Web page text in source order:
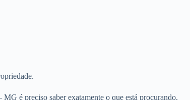
é preciso saber exatamente o que está procurando.